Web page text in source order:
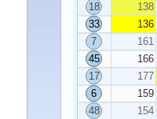
18
138
33
136
7
161
45
166
17
177
6
159
48
154